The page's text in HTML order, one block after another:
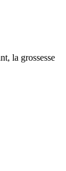
la grossesse